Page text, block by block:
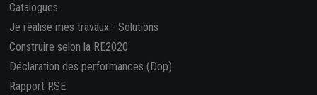
Catalogues
Je réalise mes travaux - Solutions
Construire selon la RE2020
Déclaration des performances (Dop)
Rapport RSE